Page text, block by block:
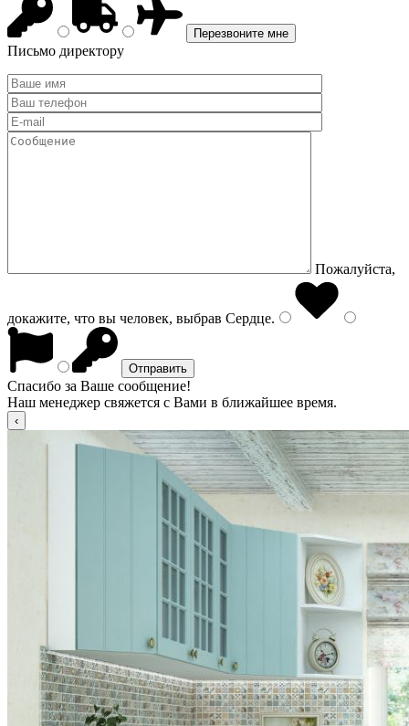
Письмо директору
Пожалуйста,
докажите, что вы человек, выбрав Сердце.
Спасибо за Ваше сообщение!
Наш менеджер свяжется с Вами в ближайшее время.